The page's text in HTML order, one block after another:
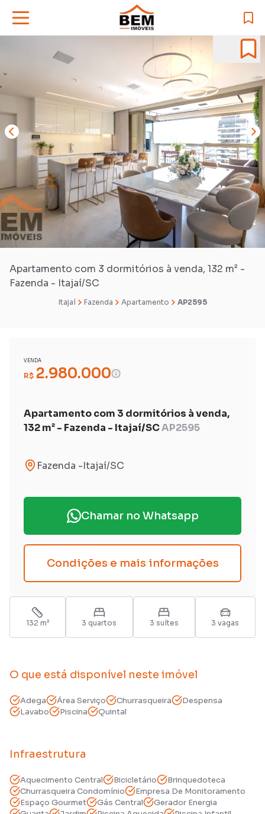
Apartamento com 3 dormitórios à venda, 132 m² -
Fazenda - Itajaí/SC
Itajaí Fazenda Apartamento AP2595
VENDA
R$ 2.980.000
Apartamento com 3 dormitórios à venda,
132 m² - Fazenda - Itajaí/SCAP2595
Fazenda -Itajaí/SC
Chamar no Whatsapp
Condições e mais informações
132 m² 3 quartos 3 suítes 3 vagas
O que está disponível neste imóvel
Adega Área Serviço Churrasqueira
Despensa
Lavabo
Piscina Quintal
Infraestrutura
Aquecimento Central Bicicletário
Brinquedoteca
Churrasqueira Condomínio
Empresa De Monitoramento
Espaço Gourmet
Gás Central
Gerador Energia